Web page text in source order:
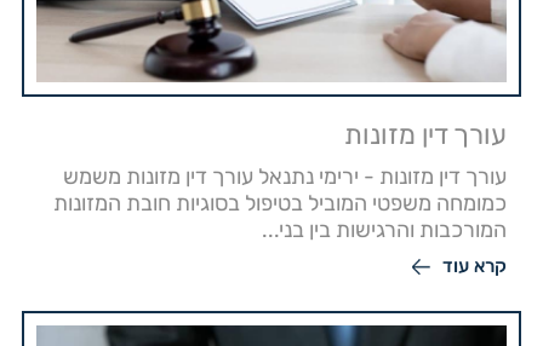
עורך דין מזונות
עורך דין מזונות - ירימי נתנאל עורך דין מזונות משמש
כמומחה משפטי המוביל בטיפול בסוגיות חובת המזונות
המורכבות והרגישות בין בני...
קרא עוד